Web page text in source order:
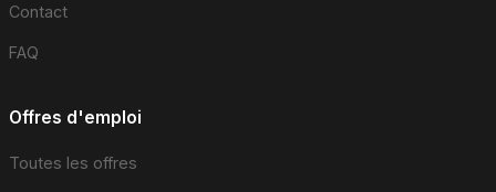
Contact
FAQ
Offres d'emploi
Toutes les offres